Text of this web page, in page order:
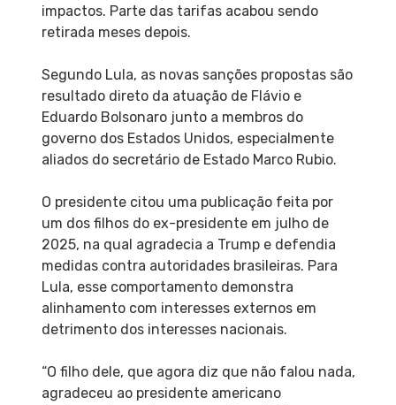
impactos. Parte das tarifas acabou sendo
retirada meses depois.
Segundo Lula, as novas sanções propostas são
resultado direto da atuação de Flávio e
Eduardo Bolsonaro junto a membros do
governo dos Estados Unidos, especialmente
aliados do secretário de Estado Marco Rubio.
O presidente citou uma publicação feita por
um dos filhos do ex-presidente em julho de
2025, na qual agradecia a Trump e defendia
medidas contra autoridades brasileiras. Para
Lula, esse comportamento demonstra
alinhamento com interesses externos em
detrimento dos interesses nacionais.
“O filho dele, que agora diz que não falou nada,
agradeceu ao presidente americano